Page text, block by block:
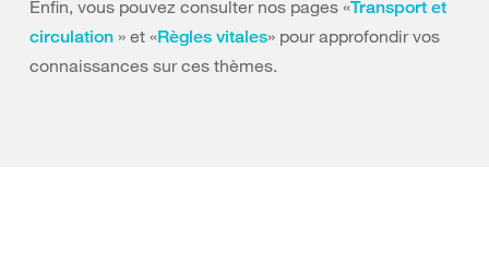
Enfin, vous pouvez consulter nos pages «Transport et
circulation » et «Règles vitales» pour approfondir vos
connaissances sur ces thèmes.